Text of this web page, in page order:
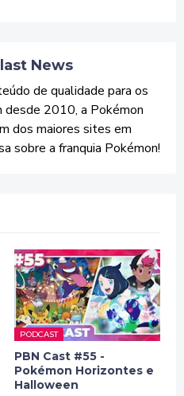
News
de qualidade para os
desde 2010, a Pokémon
dos maiores sites em
sobre a franquia Pokémon!
PODCAST
PBN Cast #55 -
Pokémon Horizontes e
Halloween